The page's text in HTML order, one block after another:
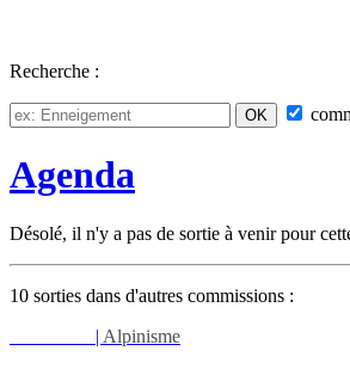
Recherche :
Agenda
Désolé, il n'y a pas de sortie à venir pour
10 sorties dans d'autres commissions :
| Alpinisme